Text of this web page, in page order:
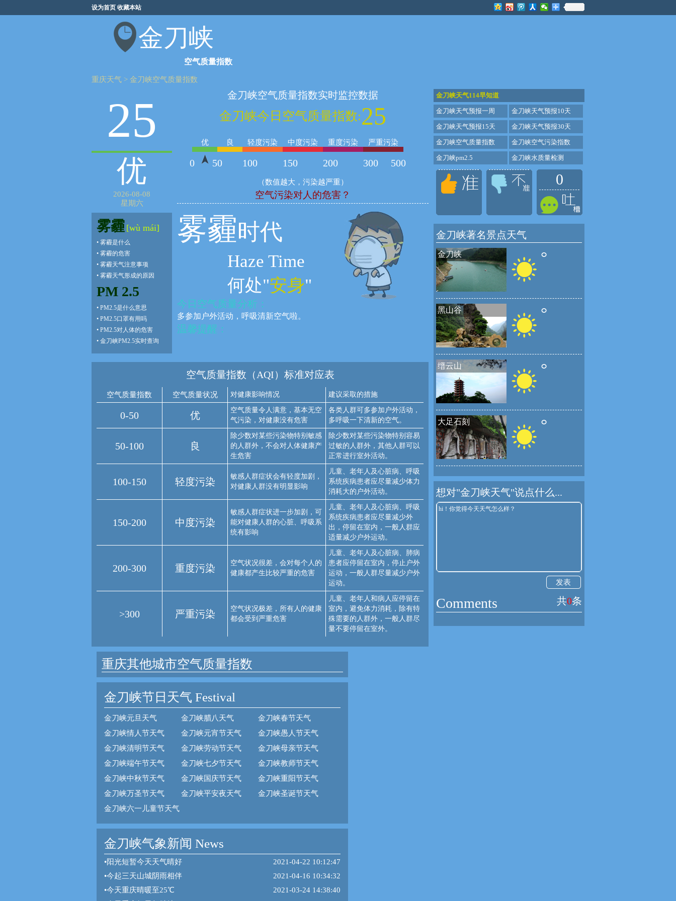
设为首页 收藏本站
金刀峡
空气质量指数
重庆天气 > 金刀峡空气质量指数
25
优
2026-08-08
星期六
雾霾 [wù mái]
• 雾霾是什么
• 雾霾的危害
• 雾霾天气注意事项
• 雾霾天气形成的原因
PM 2.5
• PM2.5是什么意思
• PM2.5口罩有用吗
• PM2.5对人体的危害
• 金刀峡PM2.5实时查询
金刀峡空气质量指数实时监控数据
金刀峡今日空气质量指数:25
优 良 轻度污染 中度污染 重度污染 严重污染
0 50 100 150 200 300 500
（数值越大，污染越严重）
空气污染对人的危害？
雾霾时代
Haze Time
何处"安身"
今日空气质量分析：
多参加户外活动，呼吸清新空气啦。
温馨提醒：
空气质量指数（AQI）标准对应表
空气质量指数 空气质量状况 对健康影响情况 建议采取的措施
0-50 优
空气质量令人满意，基本无空
气污染，对健康没有危害
各类人群可多参加户外活动，
多呼吸一下清新的空气。
50-100 良
除少数对某些污染物特别敏感
的人群外，不会对人体健康产
生危害
除少数对某些污染物特别容易
过敏的人群外，其他人群可以
正常进行室外活动。
100-150 轻度污染
敏感人群症状会有轻度加剧，
对健康人群没有明显影响
儿童、老年人及心脏病、呼吸
系统疾病患者应尽量减少体力
消耗大的户外活动。
150-200 中度污染
敏感人群症状进一步加剧，可
能对健康人群的心脏、呼吸系
统有影响
儿童、老年人及心脏病、呼吸
系统疾病患者应尽量减少外
出，停留在室内，一般人群应
适量减少户外运动。
200-300 重度污染
空气状况很差，会对每个人的
健康都产生比较严重的危害
儿童、老年人及心脏病、肺病
患者应停留在室内，停止户外
运动，一般人群尽量减少户外
运动。
>300 严重污染
空气状况极差，所有人的健康
都会受到严重危害
儿童、老年人和病人应停留在
室内，避免体力消耗，除有特
殊需要的人群外，一般人群尽
量不要停留在室外。
重庆其他城市空气质量指数
金刀峡节日天气 Festival
金刀峡元旦天气 金刀峡腊八天气
金刀峡春节天气
金刀峡情人节天气
金刀峡元宵节天气
金刀峡愚人节天气
金刀峡清明节天气
金刀峡劳动节天气
金刀峡母亲节天气
金刀峡端午节天气
金刀峡七夕节天气
金刀峡教师节天气
金刀峡中秋节天气
金刀峡国庆节天气
金刀峡重阳节天气
金刀峡万圣节天气
金刀峡平安夜天气
金刀峡圣诞节天气
金刀峡六一儿童节天气
金刀峡气象新闻 News
•阳光短暂今天天气晴好
2021-04-22 10:12:47
•今起三天山城阴雨相伴
2021-04-16 10:34:32
•今天重庆晴暖至25℃
2021-03-24 14:38:40
金刀峡天气114早知道
金刀峡天气预报一周 金刀峡天气预报10天
金刀峡天气预报15天 金刀峡天气预报30天
金刀峡空气质量指数 金刀峡空气污染指数
金刀峡pm2.5 金刀峡水质量检测
0
金刀峡著名景点天气
金刀峡 °
黑山谷 °
缙云山 °
大足石刻 °
想对"金刀峡天气"说点什么...
发表
Comments 共0条